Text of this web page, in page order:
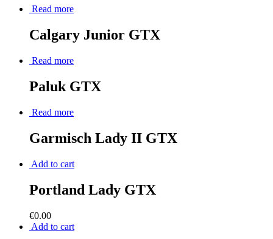
Read more
Calgary Junior GTX
Read more
Paluk GTX
Read more
Garmisch Lady II GTX
Add to cart
Portland Lady GTX
€0.00
Add to cart